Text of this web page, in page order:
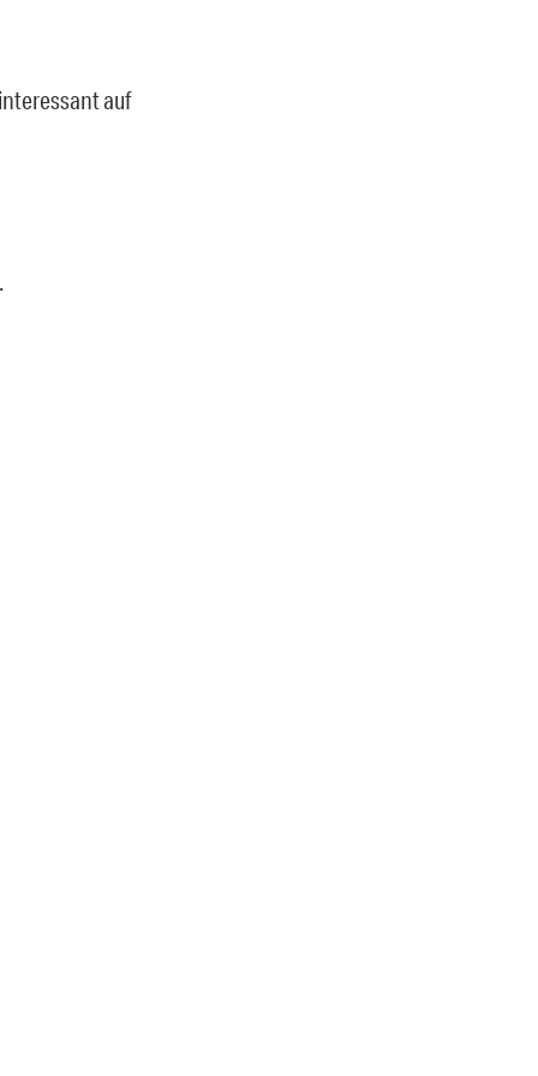
auf